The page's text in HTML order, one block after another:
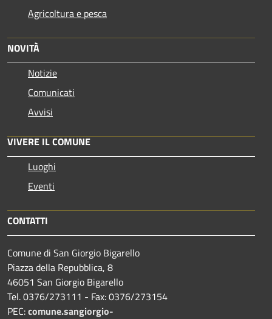
Agricoltura e pesca
NOVITÀ
Notizie
Comunicati
Avvisi
VIVERE IL COMUNE
Luoghi
Eventi
CONTATTI
Comune di San Giorgio Bigarello
Piazza della Repubblica, 8
46051 San Giorgio Bigarello
Tel. 0376/273111 - Fax: 0376/273154
PEC:comune.sangiorgio-